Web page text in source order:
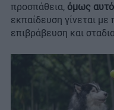
προσπάθεια, όμως αυτό
εκπαίδευση γίνεται
επιβράβευση και